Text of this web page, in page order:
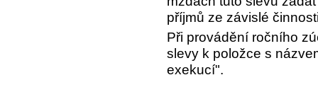
příjmů ze závislé
Při provádění ročního
slevy k položce s
exekucí".